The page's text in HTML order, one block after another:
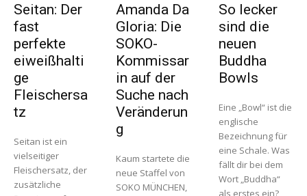
Seitan: Der
fast
perfekte
eiweißhalti
ge
Fleischersa
tz
Seitan ist ein
vielseitiger
Fleischersatz, der
zusätzliche
Amanda Da
Gloria: Die
SOKO-
Kommissar
in auf der
Suche nach
Veränderun
g
Kaum startete die
neue Staffel von
SOKO MÜNCHEN,
So lecker
sind die
neuen
Buddha
Bowls
Eine „Bowl“ ist die
englische
Bezeichnung für
eine Schale. Was
fällt dir bei dem
Wort „Buddha“
als erstes ein?